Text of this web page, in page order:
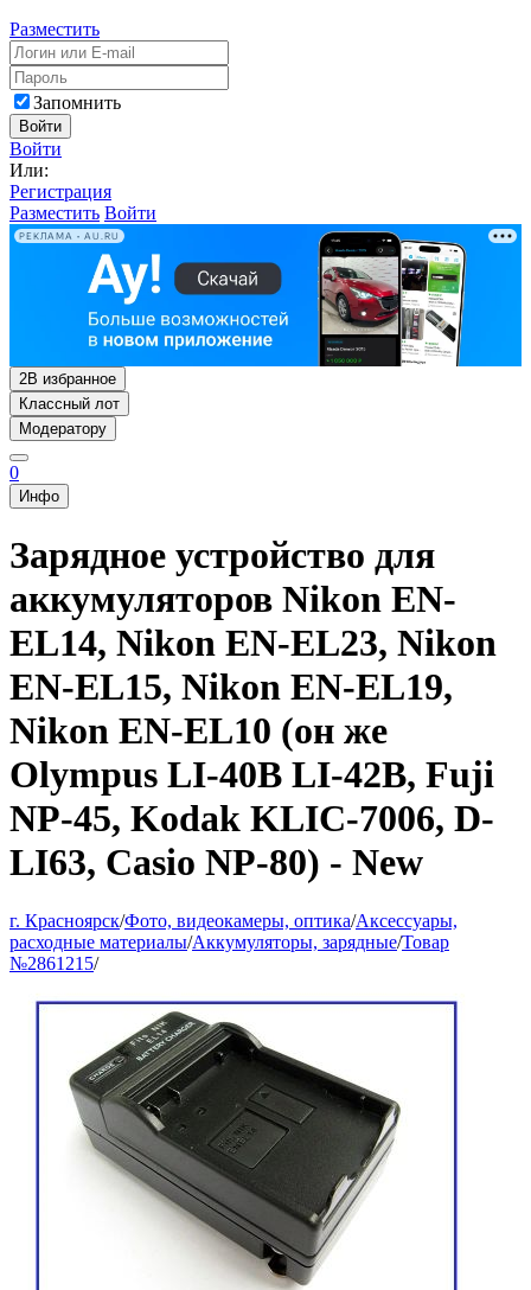
Разместить
Запомнить
Войти
Войти
Или:
Регистрация
Разместить Войти
РЕКЛАМА • AU.RU
2В избранное
Классный лот
Модератору
0
Инфо
Зарядное устройство для
аккумуляторов Nikon EN-
EL14, Nikon EN-EL23, Nikon
EN-EL15, Nikon EN-EL19,
Nikon EN-EL10 (он же
Olympus LI-40B LI-42B, Fuji
NP-45, Kodak KLIC-7006, D-
LI63, Casio NP-80) - New
г. Красноярск/Фото, видеокамеры, оптика/Аксессуары,
расходные материалы/Аккумуляторы, зарядные/Товар
№2861215/